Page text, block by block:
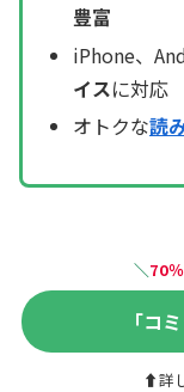
豊富
iPhone、
イスに対応
オトクな読
＼70
「コ
⬆詳